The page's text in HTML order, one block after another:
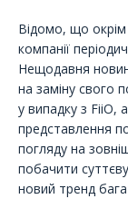
Відомо, що
компанії
Нещодавня
на заміну свого
у випадку з FiiO,
представлення
погляду на
побачити
новий тренд